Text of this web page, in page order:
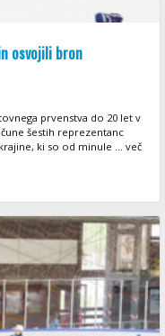
osvojili bron
prvenstva do 20 let v
šestih reprezentanc
ki so od minule ... več